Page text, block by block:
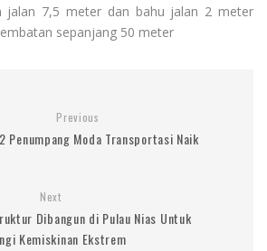
jalan 7,5 meter dan bahu jalan 2 meter
sepanjang 50 meter
Previous
Penumpang Moda Transportasi Naik
Next
Dibangun di Pulau Nias Untuk
Kemiskinan Ekstrem